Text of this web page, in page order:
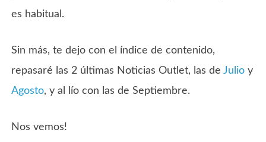
es habitual.
Sin más, te dejo con el índice de contenido,
repasaré las 2 últimas Noticias Outlet, las deJulio y
Agosto, y al lío con las de Septiembre.
Nos vemos!